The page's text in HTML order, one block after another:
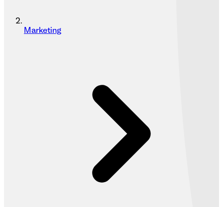
Marketing